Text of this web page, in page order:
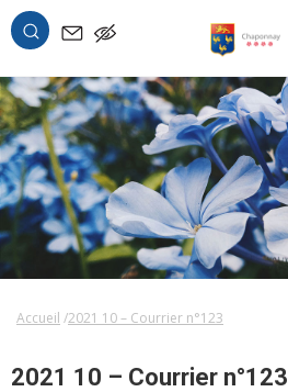
OK
Accueil 2021 10 – Courrier n°123
2021 10 – Courrier n°123